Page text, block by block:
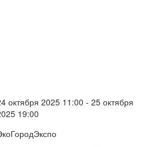
октября 2025 11:00 - 25 октября
19:00